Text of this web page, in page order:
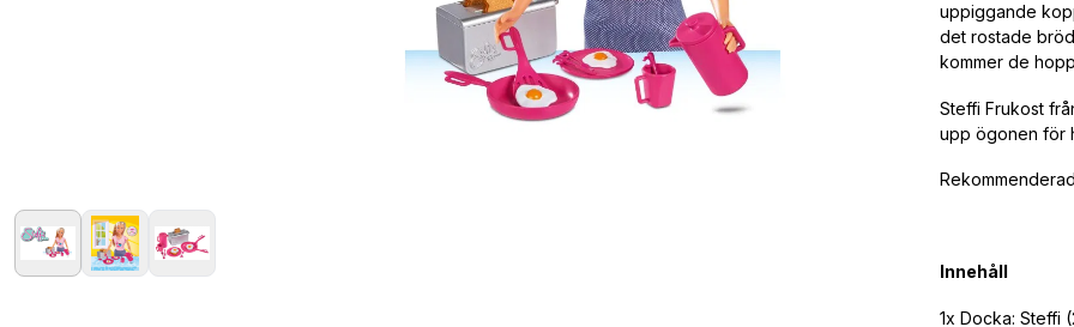
uppiggande
det rostade
kommer de
Steffi Frukost
upp ögonen för
Innehåll
1x Docka: Steffi